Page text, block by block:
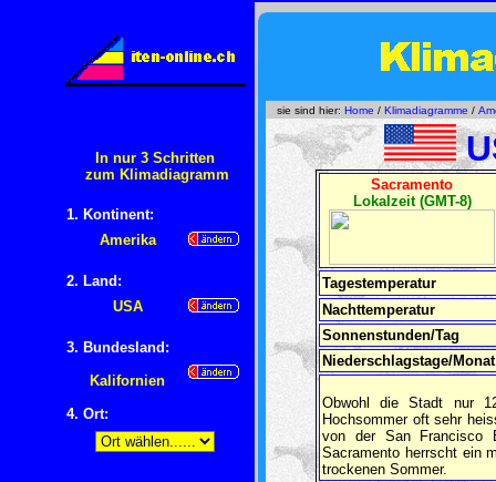
sie sind hier: Home / Klimadiagramme /
In nur 3 Schritten
zum Klimadiagramm
1. Kontinent:
Amerika
2. Land:
USA
3. Bundesland:
Kalifornien
4. Ort:
Sacramento
Lokalzeit (GMT-8)
Tagestemperatur
Nachttemperatur
Sonnenstunden/Tag
Niederschlagstage/Monat
Obwohl die Stadt nur
Hochsommer oft sehr
von der San Francisco
Sacramento herrscht ein
trockenen Sommer.